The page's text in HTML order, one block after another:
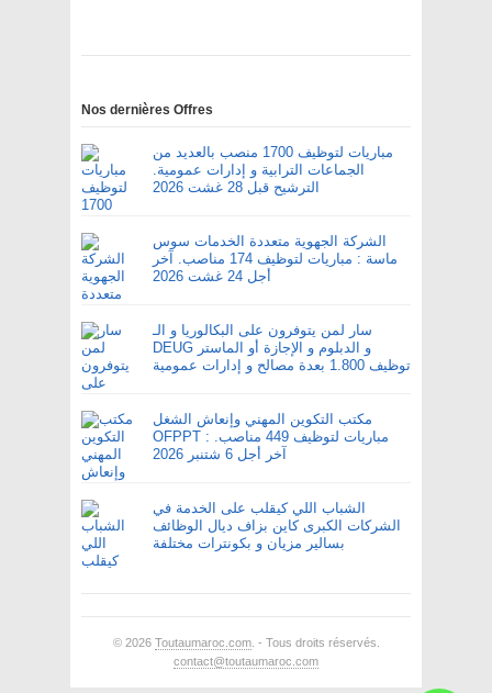
Nos dernières Offres
مباريات لتوظيف 1700 منصب بالعديد من
الجماعات الترابية و إدارات عمومية.
الترشيح قبل 28 غشت 2026
الشركة الجهوية متعددة الخدمات سوس
ماسة : مباريات لتوظيف 174 مناصب. آخر
أجل 24 غشت 2026
سار لمن يتوفرون على البكالوريا و الـ
DEUG و الدبلوم و الإجازة أو الماستر
توظيف 1.800 بعدة مصالح و إدارات عمومية
مكتب التكوين المهني وإنعاش الشغل
OFPPT : مباريات لتوظيف 449 مناصب.
آخر أجل 6 شتنبر 2026
الشباب اللي كيقلب على الخدمة في
الشركات الكبرى كاين بزاف ديال الوظائف
بسالير مزيان و بكونترات مختلفة
© 2026 Toutaumaroc.com. - Tous droits réservés.
contact@toutaumaroc.com